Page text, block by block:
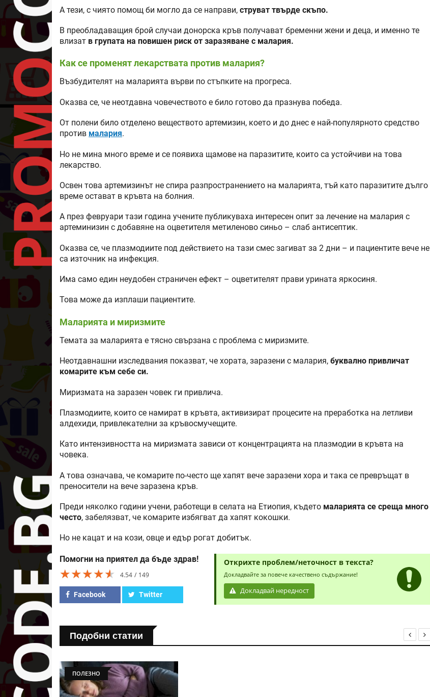
А тези, с чиято помощ би могло да се направи, струват твърде скъпо.
В преобладаващия брой случаи донорска кръв получават бременни жени и деца, и именно те
влизат в групата на повишен риск от заразяване с малария.
Как се променят лекарствата против малария?
Възбудителят на маларията върви по стъпките на прогреса.
Оказва се, че неотдавна човечеството е било готово да празнува победа.
От полени било отделено веществото артемизин, което и до днес е най-популярното средство
против малария.
Но не мина много време и се появиха щамове на паразитите, които са устойчиви на това
лекарство.
Освен това артемизинът не спира разпространението на маларията, тъй като паразитите дълго
време остават в кръвта на болния.
А през февруари тази година учените публикуваха интересен опит за лечение на малария с
артеминизин с добавяне на оцветителя метиленово синьо – слаб антисептик.
Оказва се, че плазмодиите под действието на тази смес загиват за 2 дни – и пациентите вече не
са източник на инфекция.
Има само един неудобен страничен ефект – оцветителят прави урината яркосиня.
Това може да изплаши пациентите.
Маларията и миризмите
Темата за маларията е тясно свързана с проблема с миризмите.
Неотдавнашни изследвания показват, че хората, заразени с малария, буквално привличат
комарите към себе си.
Миризмата на заразен човек ги привлича.
Плазмодиите, които се намират в кръвта, активизират процесите на преработка на летливи
алдехиди, привлекателни за кръвосмучещите.
Като интензивността на миризмата зависи от концентрацията на плазмодии в кръвта на
човека.
А това означава, че комарите по-често ще хапят вече заразени хора и така се превръщат в
преносители на вече заразена кръв.
Преди няколко години учени, работещи в селата на Етиопия, където маларията се среща много
често, забелязват, че комарите избягват да хапят кокошки.
Но не кацат и на кози, овце и едър рогат добитък.
Помогни на приятел да бъде здрав!
★★★★★
★★★★★
★★★★★ 4.54 149
Facebook Twitter
Открихте проблем/неточност в текста?
Докладвайте за повече качествено съдържание!
Докладвай нередност
Подобни статии
ПОЛЕЗНО